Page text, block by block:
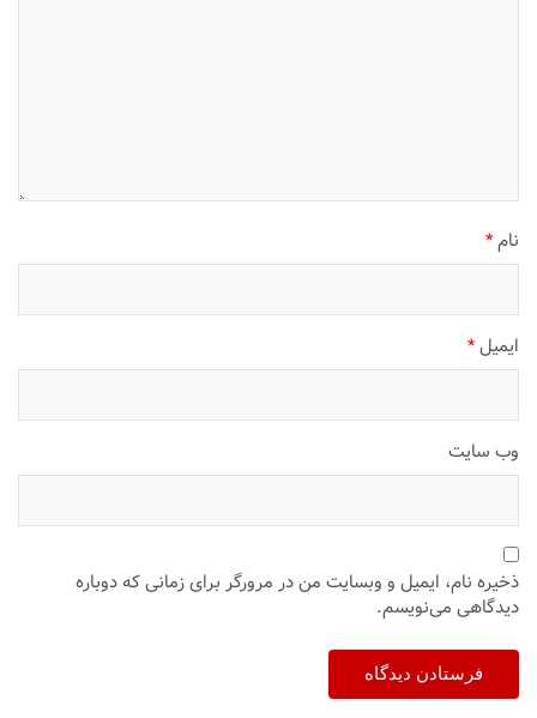
نام*
ایمیل*
وب‌ سایت
ذخیره نام، ایمیل و وبسایت من در مرورگر برای زمانی که دوباره
دیدگاهی می‌نویسم.